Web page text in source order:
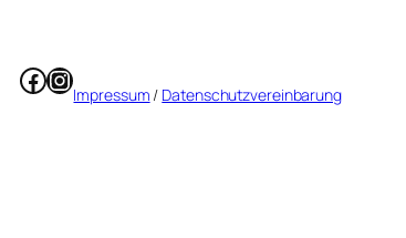
Facebook
Instagram
Impressum / Datenschutzvereinbarung